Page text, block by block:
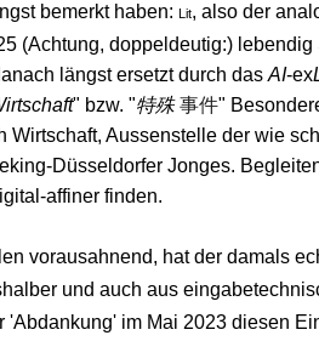
bemerkt haben: Lit, also der
(Achtung, doppeldeutig:)
längst ersetzt durch dasAI-ex
" bzw. "特殊 事件"
Wirtschaft, Aussenstelle der wie
Düsseldorfer Jonges.
affiner finden.
vorausahnend, hat der damals
und auch aus
'Abdankung' im Mai 2023 diesen